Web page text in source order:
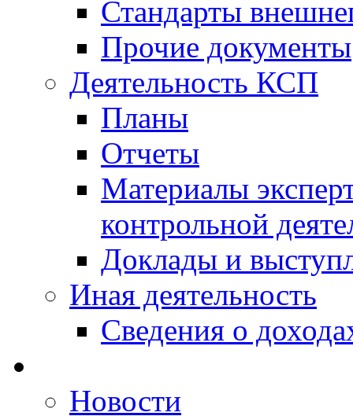
Стандарты
Прочие документы
Деятельность КСП
Планы
Отчеты
Материалы
контрольной
Доклады и
Иная деятельность
Сведения о
Новости